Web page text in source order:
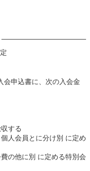
会申込書に、次の入会金
する
人会員とに分け別 に定め
の他に別 に定める特別会